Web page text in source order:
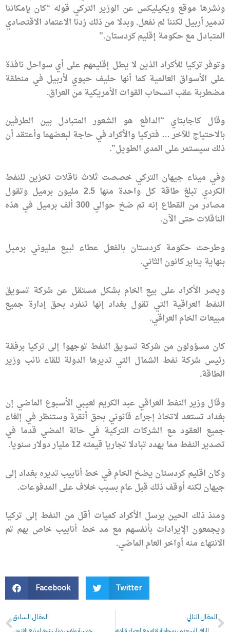
ونشرها موقع ويكيليكس عن الوزير التركي قوله “كان بإمكاننا
تدمير أربيل لكننا لم نفعل. وبدلا من ذلك زدنا الاعتماد الاقتصادي
المتبادل مع حكومة إقليم كردستان.”
وتوفر تركيا للأكراد الذين لا يطل إقليمهم على أي سواحل نافذة
على الأسواق العالمية كما أنها حليف حيوي لأربيل في منطقة
مضطربة عقب انسحاب القوات الأمريكية من العراق.
وقال كاجابتاي “الدافع هو الشعور المتبادل بين الطرفين
بالاحتياج للآخر … فتركيا والأكراد في حاجة لبعضهما وأعتقد أن
ذلك سيستمر على المدى الطويل”.
وفي ميناء جيهان التركي خصصت ثلاث ناقلات تخزين للنفط
الكردي تبلغ طاقة كل واحدة منها 2.5 مليون برميل وتقول
مصادر من القطاع إنه تم ضخ حوالي 300 ألف برميل في هذه
الناقلات حتى الآن.
وطرحت حكومة كردستان بالفعل عطاء لبيع مليوني برميل
بنهاية يناير كانون الثاني.
ويصر الأكراد على بيع الخام بشكل مستقل عن شركة تسويق
النفط العراقية التي تقول بغداد إنها تنفرد بحق إدارة جميع
مبيعات الخام العراقي.
كان مسؤولون من شركة تسويق النفط توجهوا إلى تركيا برفقة
رئيس شركة نفط الشمال التي تديرها الدولة للقاء نائب وزير
الطاقة.
وقال وزير النفط العراقي عبد الكريم لعيبي الأسبوع الماضي إن
بغداد تستعد لاتخاذ إجراء قانوني بحق أنقرة وستنظر في إلغاء
جميع العقود مع الشركات التركية في حالة المضي قدما في
تصدير النفط مما يهدد تبادلا تجاريا قيمته 12 مليار دولار سنويا.
وكان اقليم كردستان يضخ الخام في خط أنابيب تديره بغداد إلى
جيهان لكنه أوقف ذلك قبل عام بسبب خلاف على المدفوعات.
ومنذ ذلك الحين يرسل الأكراد كميات أقل من النفط إلى تركيا
ويجمعون الإيرادات بأنفسهم مع مد خط أنابيب خاص بهم تم
الانتهاء منه أواخر العام الماضي.
Facebook Twitter
Prev
المقال السابق المقال التالي